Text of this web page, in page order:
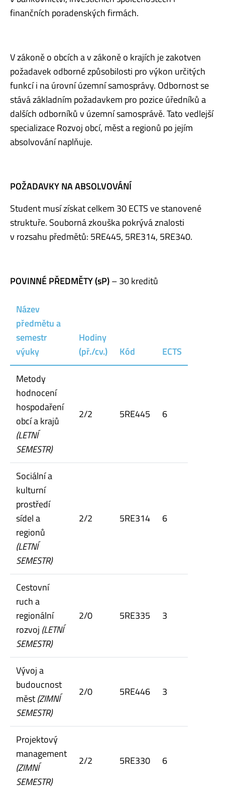
finančních poradenských firmách.
V zákoně o obcích a v zákoně o krajích je zakotven
požadavek odborné způsobilosti pro výkon určitých
funkcí i na úrovní územní samosprávy. Odbornost se
stává základním požadavkem pro pozice úředníků a
dalších odborníků v územní samosprávě. Tato vedlejší
specializace Rozvoj obcí, měst a regionů po jejím
absolvování naplňuje.
POŽADAVKY NA ABSOLVOVÁNÍ
Student musí získat celkem 30 ECTS ve stanovené
struktuře. Souborná zkouška pokrývá znalosti
v rozsahu předmětů: 5RE445, 5RE314, 5RE340.
POVINNÉ PŘEDMĚTY (sP)– 30 kreditů
Název
předmětu a
semestr
výuky
Hodiny
(př./cv.)
Kód
ECTS
Metody
hodnocení
hospodaření
obcí a krajů
(LETNÍ
SEMESTR)
2/2 5RE445 6
Sociální a
kulturní
prostředí
sídel a
regionů
(LETNÍ
SEMESTR)
2/2 5RE314 6
Cestovní
ruch a
regionální
rozvoj (LETNÍ
SEMESTR)
2/0 5RE335 3
Vývoj a
budoucnost
měst(ZIMNÍ
SEMESTR)
2/0 5RE446 3
Projektový
management
(ZIMNÍ
SEMESTR)
2/2 5RE330 6